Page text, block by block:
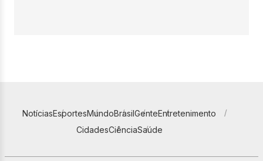
NotíciasEsportesMundoBrasilGenteEntretenimento
CidadesCiênciaSaúde